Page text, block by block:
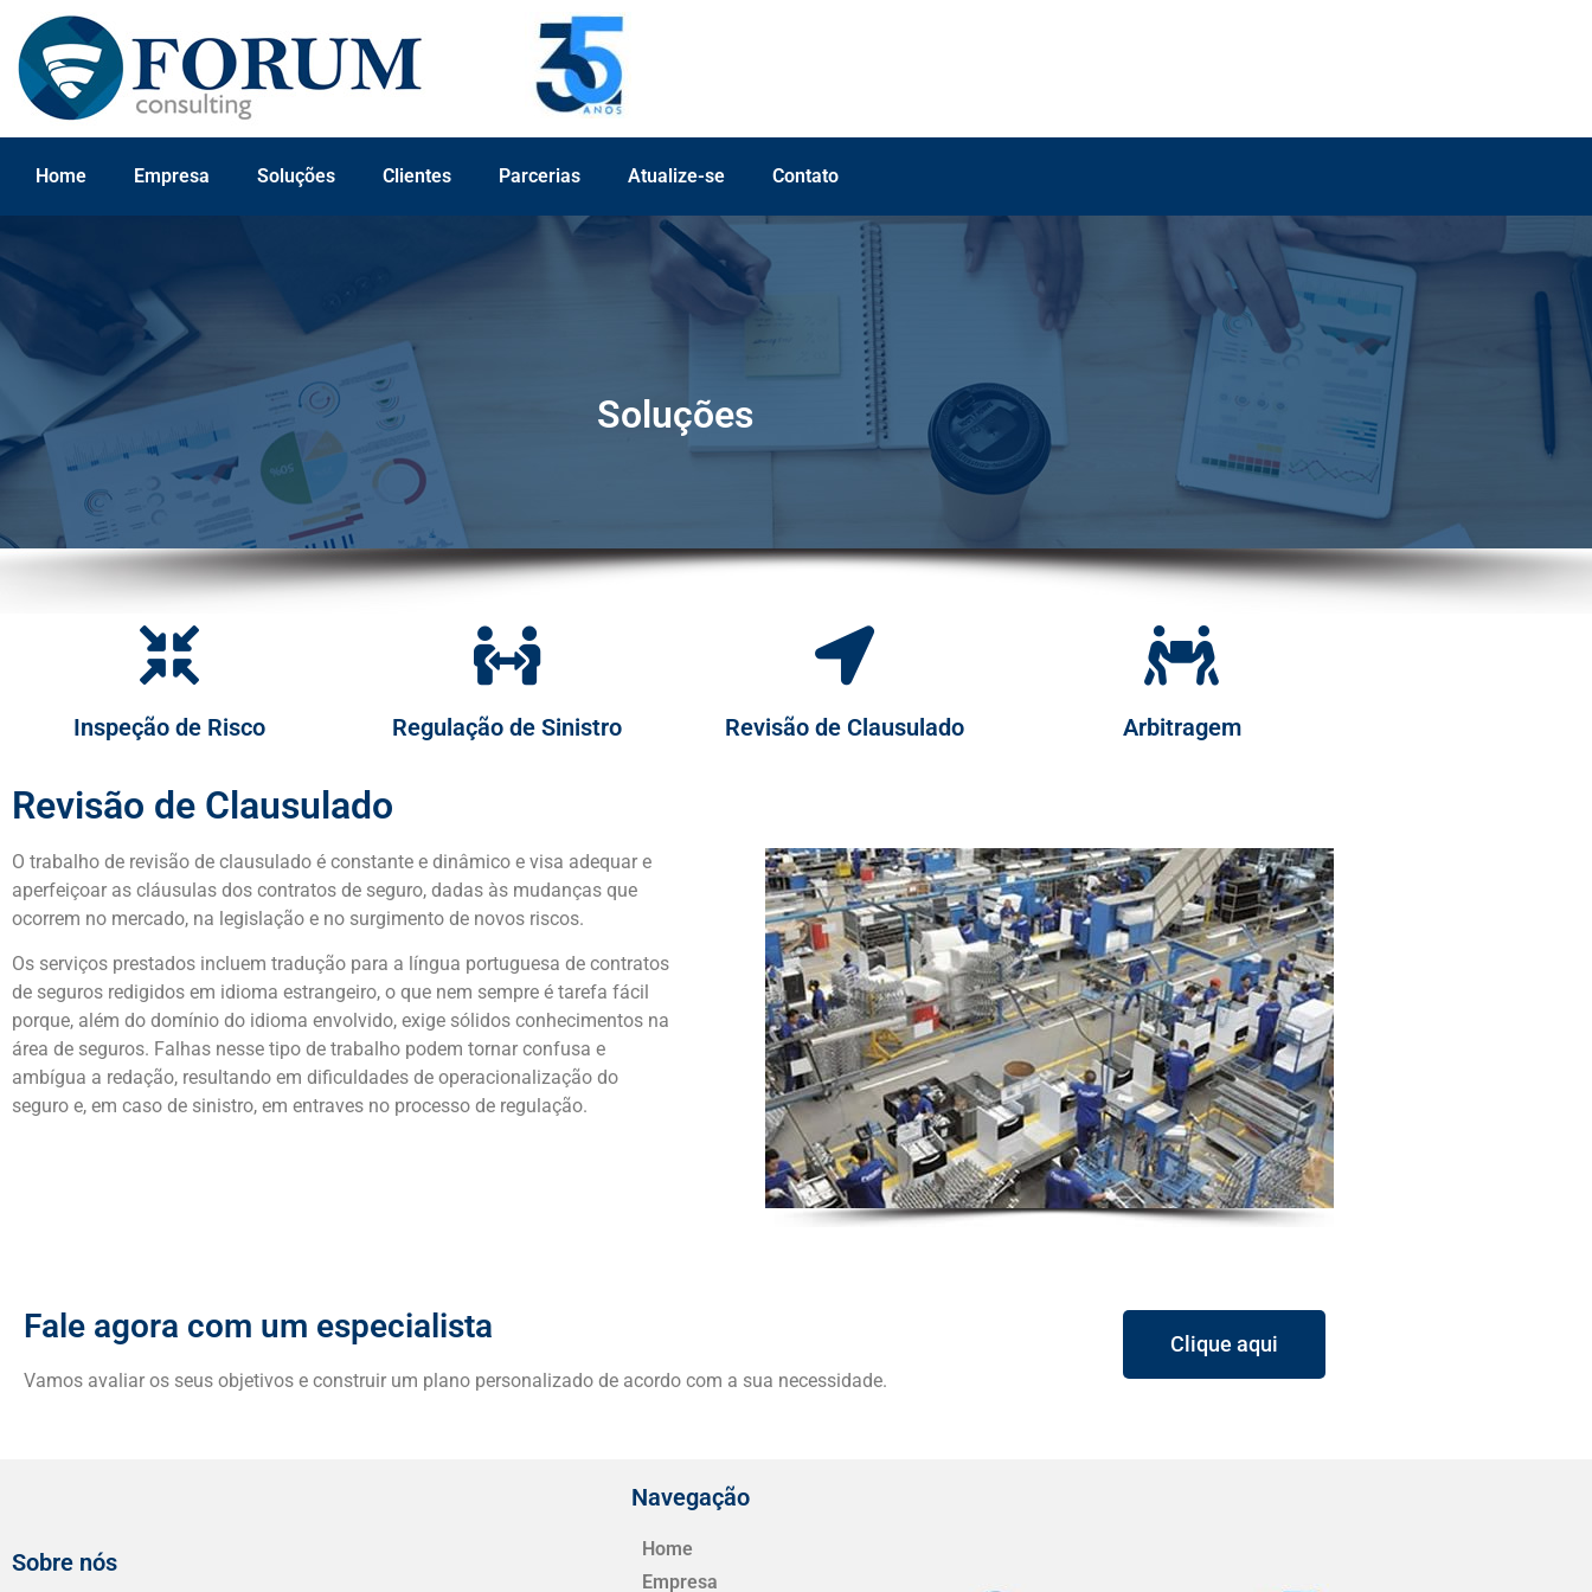
Home Empresa Soluções Clientes Parcerias Atualize-se Contato
Soluções
Inspeção de Risco Regulação de Sinistro Revisão de Clausulado Arbitragem
Revisão de Clausulado
O trabalho de revisão de clausulado é constante e dinâmico e visa adequar e
aperfeiçoar as cláusulas dos contratos de seguro, dadas às mudanças que
ocorrem no mercado, na legislação e no surgimento de novos riscos.
Os serviços prestados incluem tradução para a língua portuguesa de contratos
de seguros redigidos em idioma estrangeiro, o que nem sempre é tarefa fácil
porque, além do domínio do idioma envolvido, exige sólidos conhecimentos na
área de seguros. Falhas nesse tipo de trabalho podem tornar confusa e
ambígua a redação, resultando em dificuldades de operacionalização do
seguro e, em caso de sinistro, em entraves no processo de regulação.
Fale agora com um especialista
Vamos avaliar os seus objetivos e construir um plano personalizado de acordo com a sua necessidade.
Clique aqui
Sobre nós
Navegação
Home
Empresa